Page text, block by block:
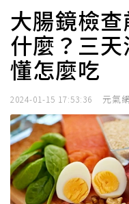
大腸鏡檢
什麼？三
懂怎麼吃
2024-01-15 17:53:36 元氣